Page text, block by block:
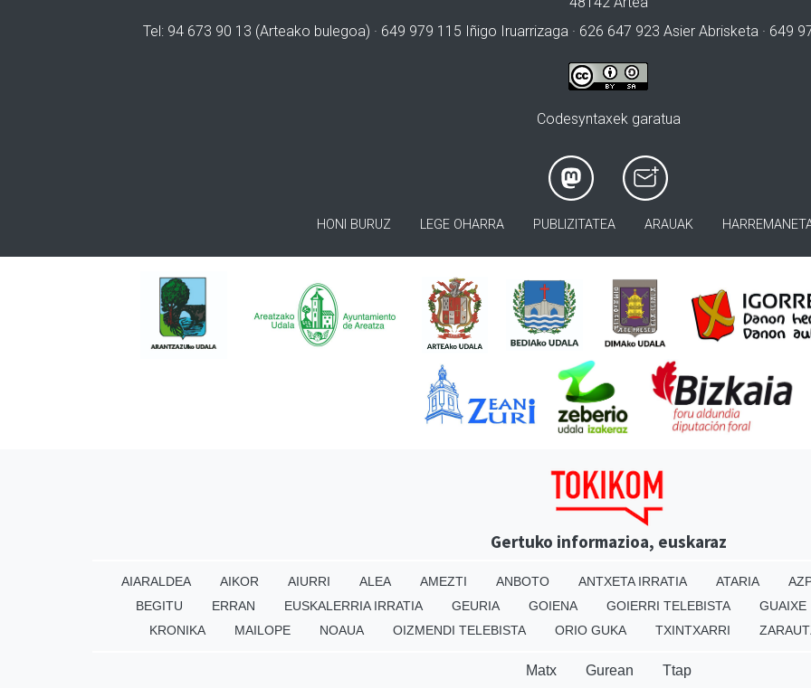
Tel: 94 673 90 13 (Arteako bulegoa) · 649 979 115 Iñigo Iruarrizaga · 626 647 923 Asier Abrisketa · 649
Codesyntaxek garatua
HONI BURUZ LEGE OHARRA PUBLIZITATEA ARAUAK
Gertuko informazioa, euskaraz
AIARALDEA AIKOR AIURRI ALEA AMEZTI ANBOTO ANTXETA IRRATIA ATARIA
BEGITU
ERRAN EUSKALERRIA IRRATIA GEURIA GOIENA GOIERRI TELEBISTA
GUAIXE
KRONIKA
MAILOPE NOAUA OIZMENDI TELEBISTA ORIO GUKA TXINTXARRI
Matx Gurean Ttap